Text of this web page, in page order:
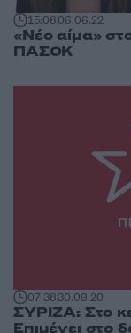
15:0806.06.22
«Νέο αίμα»
ΠΑΣΟΚ
07:3830.09.20
ΣΥΡΙΖΑ: Στο
Επιμένει στο